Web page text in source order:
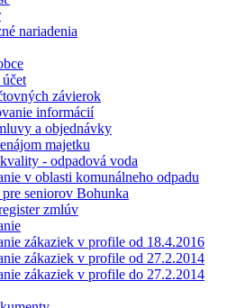
nariadenia
závierok
informácií
a objednávky
majetku
- odpadová voda
v oblasti komunálneho odpadu
seniorov Bohunka
zmlúv
zákaziek v profile od 18.4.2016
zákaziek v profile od 27.2.2014
zákaziek v profile do 27.2.2014